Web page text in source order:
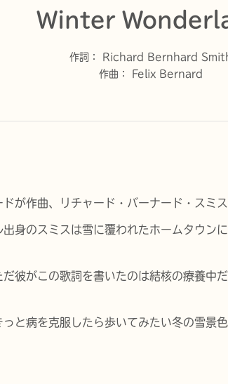
Winter
作詞：
Richard Bernhard
作曲：
Felix Bernard
が作曲、リチャード・バーナード・スミス
身のスミスは雪に覆われたホームタウン
彼がこの歌詞を書いたのは結核の療養中
と病を克服したら歩いてみたい冬の雪景